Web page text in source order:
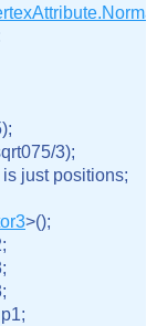
3);
is just positions;
>();
p1;